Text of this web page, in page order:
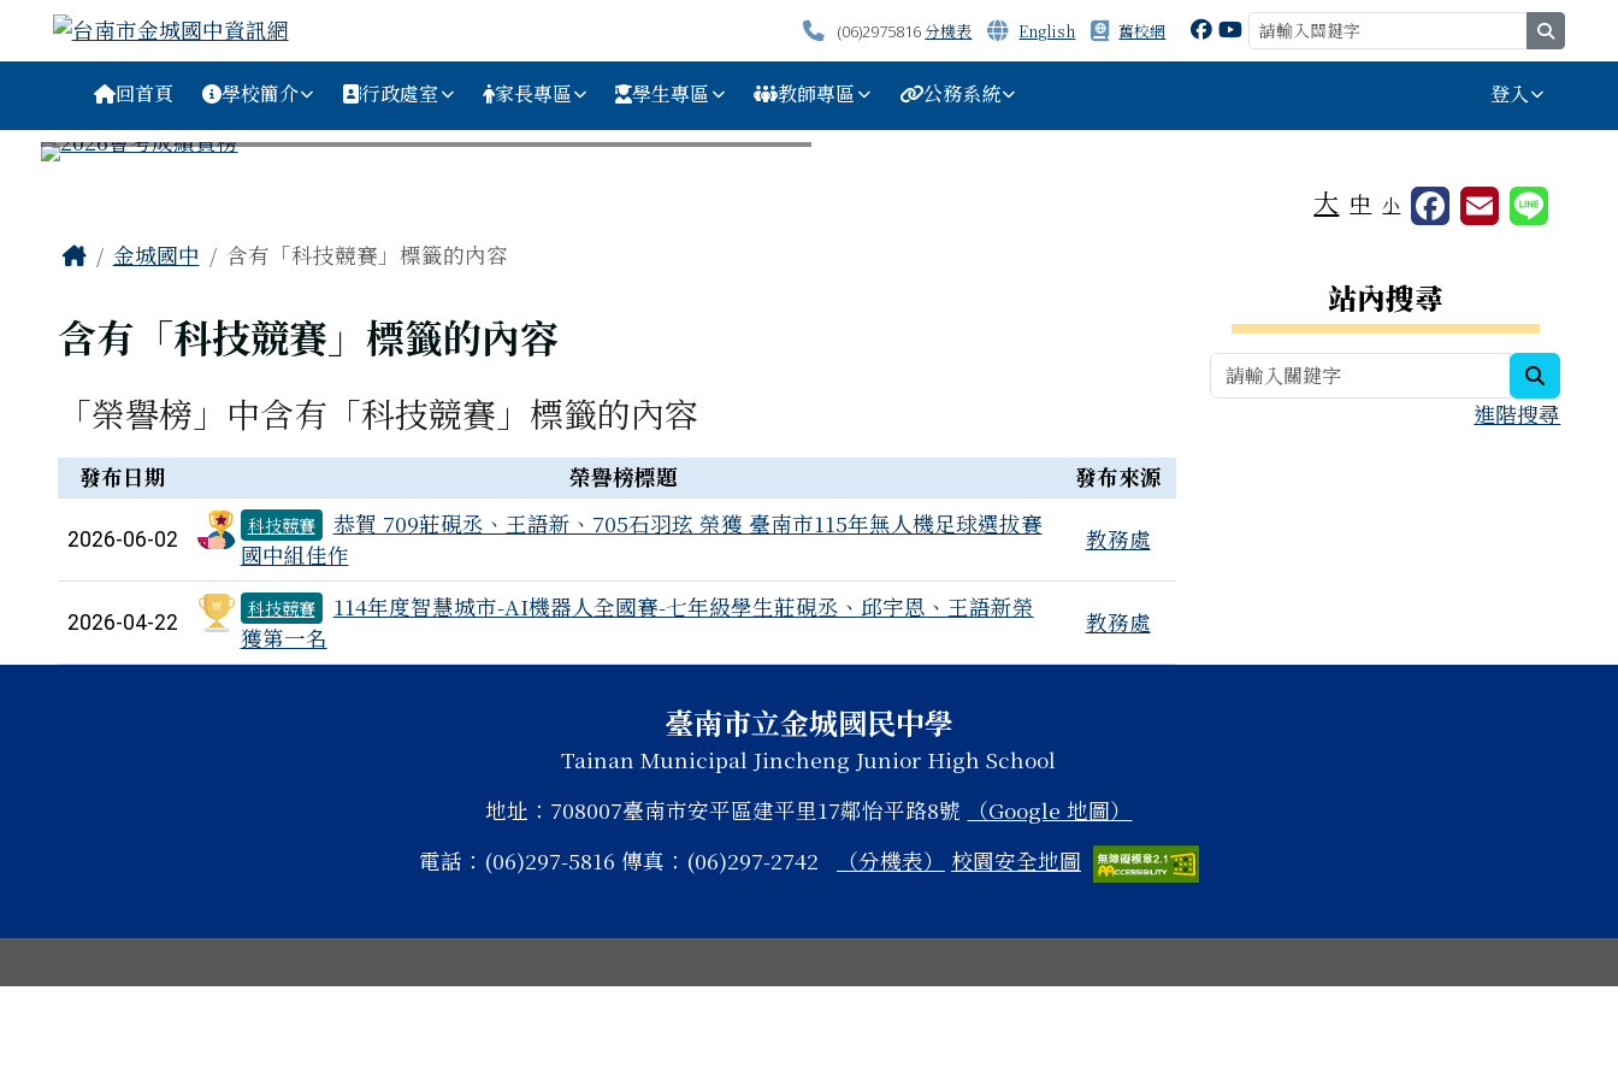
跳至主內容區
台南市金城國中資訊網 (06)2975816分機表 English 舊校網
導覽列回首頁 學校簡介 行政處室 家長專區 學生專區 教師專區 公務系統 登入
⏸
大 中 小
主內容區域
Home金城國中 含有「科技競賽」標籤的內容
含有「科技競賽」標籤的內容
「榮譽榜」中含有「科技競賽」標籤的內容
榮譽榜列表
發布日期 榮譽榜標題 發布來源
2026-06-02
科技競賽
恭賀 709莊硯丞、王語新、705石羽玹 榮獲 臺南市115年無人機足球選拔賽
國中組佳作
教務處
2026-04-22
科技競賽
114年度智慧城市-AI機器人全國賽-七年級學生莊硯丞、邱宇恩、王語新榮
獲第一名
教務處
右邊區域內容
站內搜尋
進階搜尋
頁尾區域
臺南市立金城國民中學
Tainan Municipal Jincheng Junior High School
地址：708007臺南市安平區建平里17鄰怡平路8號
（Google 地圖）
電話：(06)297-5816 傳真：(06)297-2742
（分機表） 校園安全地圖